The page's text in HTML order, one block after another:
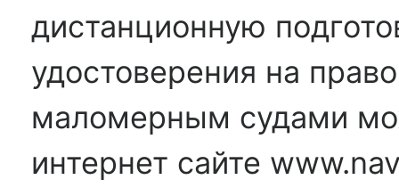
дистанционную
удостоверения на
маломерным судами
интернет сайте